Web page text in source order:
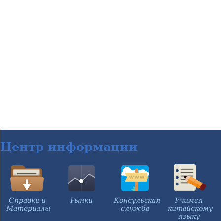
Центр информации
Справки и
Материалы
Рынки
Консульская
служба
Учимся
китайскому
языку